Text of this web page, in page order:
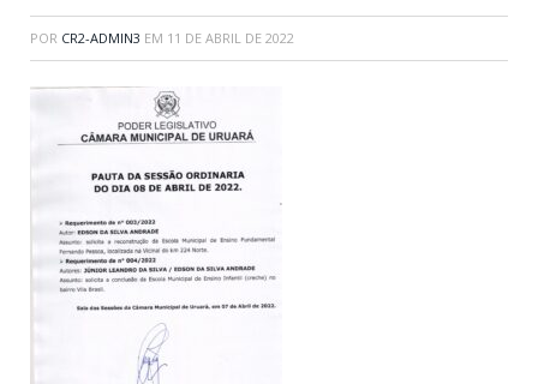
POR CR2-ADMIN3 EM 11 DE ABRIL DE 2022